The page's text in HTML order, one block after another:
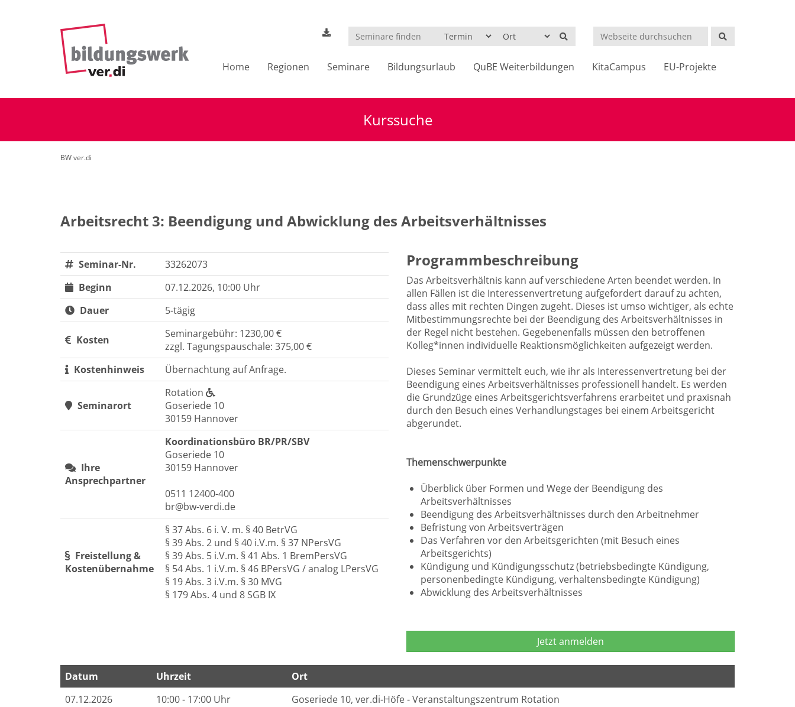
Suchen
Home Regionen Seminare Bildungsurlaub QuBE Weiterbildungen KitaCampus EU-Projekte
Kurssuche
BW ver.di
Arbeitsrecht 3: Beendigung und Abwicklung des Arbeitsverhältnisses
Seminar-Nr.
33262073
Beginn
07.12.2026, 10:00 Uhr
Dauer
5-tägig
Kosten
Seminargebühr: 1230,00 €
zzgl. Tagungspauschale: 375,00 €
Kostenhinweis
Übernachtung auf Anfrage.
Seminarort
Rotation
Goseriede 10
30159 Hannover
Ihre
Ansprechpartner
Koordinationsbüro BR/PR/SBV
Goseriede 10
30159 Hannover
0511 12400-400
br@bw-verdi.de
Freistellung &
Kostenübernahme
§ 37 Abs. 6 i. V. m. § 40 BetrVG
§ 39 Abs. 2 und § 40 i.V.m. § 37 NPersVG
§ 39 Abs. 5 i.V.m. § 41 Abs. 1 BremPersVG
§ 54 Abs. 1 i.V.m. § 46 BPersVG / analog LPersVG
§ 19 Abs. 3 i.V.m. § 30 MVG
§ 179 Abs. 4 und 8 SGB IX
Programmbeschreibung
Das Arbeitsverhältnis kann auf verschiedene Arten beendet werden. In
allen Fällen ist die Interessenvertretung aufgefordert darauf zu achten,
dass alles mit rechten Dingen zugeht. Dieses ist umso wichtiger, als echte
Mitbestimmungsrechte bei der Beendigung des Arbeitsverhältnisses in
der Regel nicht bestehen. Gegebenenfalls müssen den betroffenen
Kolleg*innen individuelle Reaktionsmöglichkeiten aufgezeigt werden.
Dieses Seminar vermittelt euch, wie ihr als Interessenvertretung bei der
Beendigung eines Arbeitsverhältnisses professionell handelt. Es werden
die Grundzüge eines Arbeitsgerichtsverfahrens erarbeitet und praxisnah
durch den Besuch eines Verhandlungstages bei einem Arbeitsgericht
abgerundet.
Themenschwerpunkte
Überblick über Formen und Wege der Beendigung des
Arbeitsverhältnisses
Beendigung des Arbeitsverhältnisses durch den Arbeitnehmer
Befristung von Arbeitsverträgen
Das Verfahren vor den Arbeitsgerichten (mit Besuch eines
Arbeitsgerichts)
Kündigung und Kündigungsschutz (betriebsbedingte Kündigung,
personenbedingte Kündigung, verhaltensbedingte Kündigung)
Abwicklung des Arbeitsverhältnisses
Jetzt anmelden
Termine zum dieser Kurs
Datum Uhrzeit
Ort
07.12.2026
10:00 - 17:00 Uhr
Goseriede 10, ver.di-Höfe - Veranstaltungszentrum Rotation